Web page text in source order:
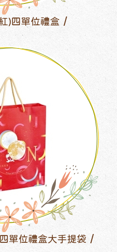
)四單位禮盒
單位禮盒大手提袋